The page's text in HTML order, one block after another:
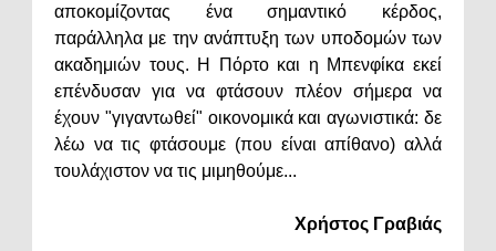
αποκομίζοντας ένα σημαντικό κέρδος,
παράλληλα με την ανάπτυξη των υποδομών των
ακαδημιών τους. Η Πόρτο και η Μπενφίκα εκεί
επένδυσαν για να φτάσουν πλέον σήμερα να
έχουν "γιγαντωθεί" οικονομικά και αγωνιστικά: δε
λέω να τις φτάσουμε (που είναι απίθανο) αλλά
τουλάχιστον να τις μιμηθούμε...
Χρήστος Γραβιάς